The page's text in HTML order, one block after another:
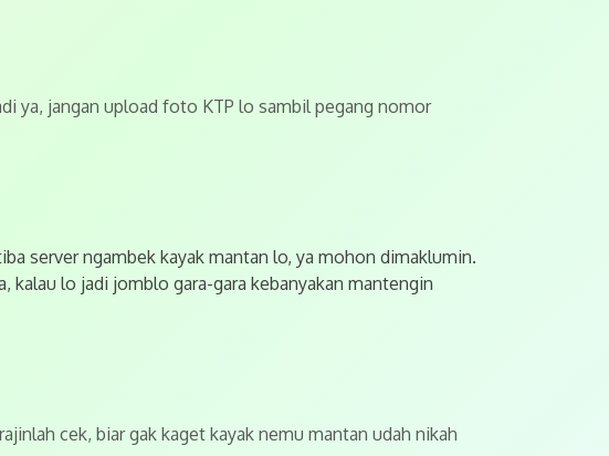
ya, jangan upload foto KTP lo sambil pegang nomor
server ngambek kayak mantan lo, ya mohon dimaklumin.
kalau lo jadi jomblo gara-gara kebanyakan mantengin
cek, biar gak kaget kayak nemu mantan udah nikah